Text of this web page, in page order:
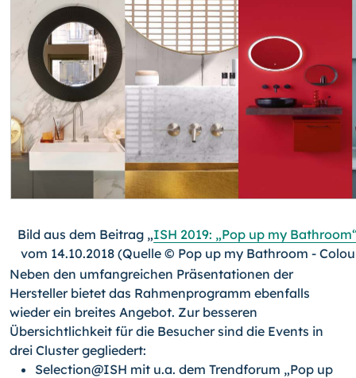
Bild aus dem Beitrag „ISH 2019: „Pop up my
vom 14.10.2018 (Quelle © Pop up my Bathroom -
Neben den umfangreichen Präsentationen der
Hersteller bietet das Rahmenprogramm ebenfalls
wieder ein breites Angebot. Zur besseren
Übersichtlichkeit für die Besucher sind die Events in
drei Cluster gegliedert:
Selection@ISH mit u.a. dem Trendforum „Pop up